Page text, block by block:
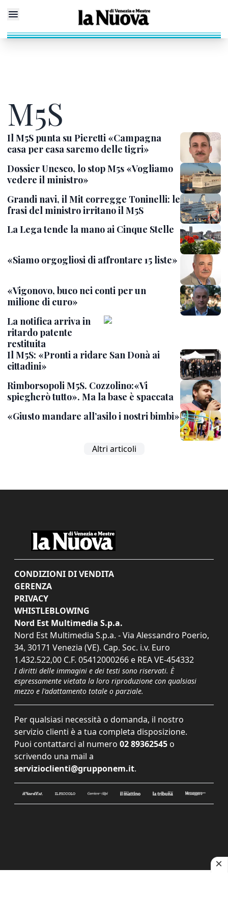
M5S
Il M5S punta su Pieretti «Campagna
casa per casa saremo delle tigri»
Dossier Unesco, lo stop M5s «Vogliamo
vedere il ministro»
Grandi navi, il Mit corregge Toninelli: le
frasi del ministro irritano il M5S
La Lega tende la mano ai Cinque Stelle
«Siamo orgogliosi di affrontare 15 liste»
«Vigonovo, buco nei conti per un
milione di euro»
La notifica arriva in
ritardo patente
restituita
Il M5S: «Pronti a ridare San Donà ai
cittadini»
Rimborsopoli M5S. Cozzolino:«Vi
spiegherò tutto». Ma la base è spaccata
«Giusto mandare all’asilo i nostri bimbi»
Altri articoli
CONDIZIONI DI VENDITA
GERENZA
PRIVACY
WHISTLEBLOWING
Nord Est Multimedia S.p.a.
Nord Est Multimedia S.p.a. - Via Alessandro Poerio,
34, 30171 Venezia (VE). Cap. Soc. i.v. Euro
1.432.522,00 C.F. 05412000266 e REA VE-454332
I diritti delle immagini e dei testi sono riservati. È
espressamente vietata la loro riproduzione con qualsiasi
mezzo e l'adattamento totale o parziale.
Per qualsiasi necessità o domanda, il nostro
servizio clienti è a tua completa disposizione.
Puoi contattarci al numero 02 89362545 o
scrivendo una mail a
servizioclienti@grupponem.it.